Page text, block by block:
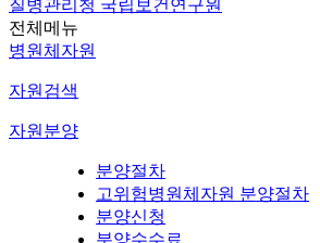
질병관리청 국립보건연구원
전체메뉴
병원체자원
자원검색
자원분양
분양절차
고위험병원체자원 분양절차
분양신청
분양수수료